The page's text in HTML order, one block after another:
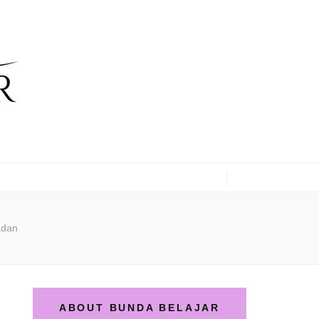
ABOUT BUNDA BELAJAR